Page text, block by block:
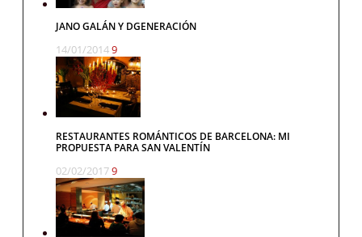
JANO GALÁN Y DGENERACIÓN
14/01/20149
RESTAURANTES ROMÁNTICOS DE BARCELONA: MI
PROPUESTA PARA SAN VALENTÍN
02/02/20179